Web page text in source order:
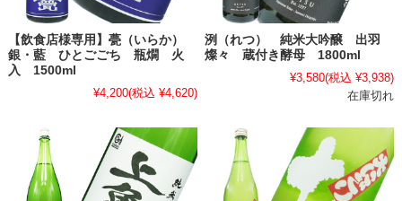
【飲食店様専用】甍（いらか）
銀・藍 ひとごごち 瓶燗 火
入 1500ml
¥4,200(税込 ¥4,620)
洌（れつ） 純米大吟醸 出羽
燦々 蔵付き酵母 1800ml
¥3,580(税込 ¥3,938)
在庫切れ